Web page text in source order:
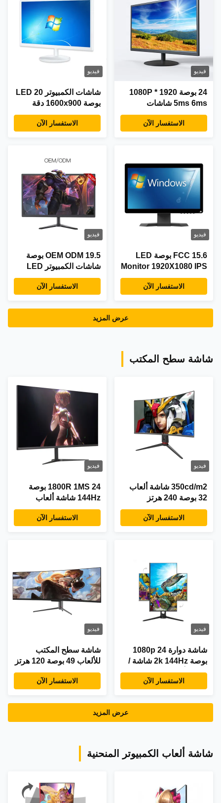
فيديو
24 بوصة 1920 * 1080P
5ms 6ms شاشات
الكمبيوتر LED واجهة
HDMI VGAالاستفسار الآن
فيديو
شاشات الكمبيوتر LED 20
بوصة 1600x900 دقة
عالية مع VESA Mount
الاستفسار الآن
فيديو
FCC 15.6 بوصة LED
Monitor 1920X1080 IPS
LED Monitor VGA USB
DVI AV مدخل HDMIالاستفسار الآن
فيديو
OEM ODM 19.5 بوصة
شاشات الكمبيوتر LED
شاشة الكمبيوتر المكتبية
الاستفسار الآن
عرض المزيد
شاشة سطح المكتب
فيديو
350cd/m2 شاشة ألعاب
32 بوصة 240 هرتز
الاستفسار الآن
فيديو
1800R 1MS 24 بوصة
144Hz شاشة ألعاب
الاستفسار الآن
فيديو
شاشة دوارة 1080p 24
بوصة 2k 144Hz شاشة /
شاشة ألعاب بدون إطار
الاستفسار الآن
فيديو
شاشة سطح المكتب
للألعاب 49 بوصة 120 هرتز
شاشة عرض واسعة منحنية
بدون إطارالاستفسار الآن
عرض المزيد
شاشة ألعاب الكمبيوتر المنحنية